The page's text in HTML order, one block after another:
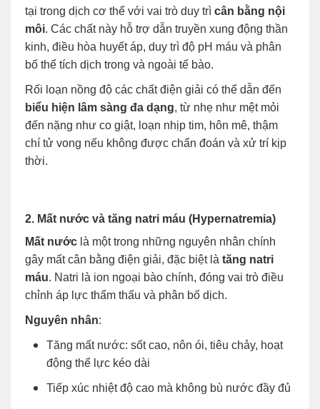
tại trong dịch cơ thể với vai trò duy trì cân bằng nội
môi. Các chất này hỗ trợ dẫn truyền xung động thần
kinh, điều hòa huyết áp, duy trì độ pH máu và phân
bố thể tích dịch trong và ngoài tế bào.
Rối loạn nồng độ các chất điện giải có thể dẫn đến
biểu hiện lâm sàng đa dạng, từ nhẹ như mệt mỏi
đến nặng như co giật, loạn nhịp tim, hôn mê, thậm
chí tử vong nếu không được chẩn đoán và xử trí kịp
thời.
2. Mất nước và tăng natri máu (Hypernatremia)
Mất nước là một trong những nguyên nhân chính
gây mất cân bằng điện giải, đặc biệt là tăng natri
máu. Natri là ion ngoại bào chính, đóng vai trò điều
chỉnh áp lực thẩm thấu và phân bố dịch.
Nguyên nhân:
Tăng mất nước: sốt cao, nôn ói, tiêu chảy, hoạt
động thể lực kéo dài
Tiếp xúc nhiệt độ cao mà không bù nước đầy đủ